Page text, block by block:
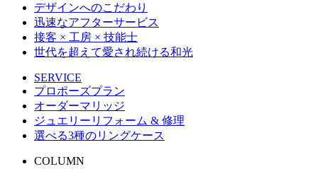
デザインへのこだわり
迅速なアフターサービス
接客 × 工房 × 技能士
世代を超えて愛され続ける和光
SERVICE
プロポーズプラン
オーダーマリッジ
ジュエリーリフォーム & 修理
選べる3種のリングケース
COLUMN